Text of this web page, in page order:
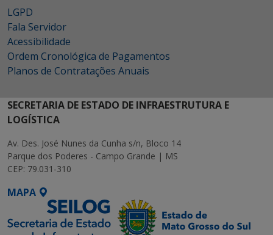
LGPD
Fala Servidor
Acessibilidade
Ordem Cronológica de Pagamentos
Planos de Contratações Anuais
SECRETARIA DE ESTADO DE INFRAESTRUTURA E
LOGÍSTICA
Av. Des. José Nunes da Cunha s/n, Bloco 14
Parque dos Poderes - Campo Grande | MS
CEP: 79.031-310
MAPA